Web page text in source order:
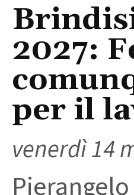
2027:
per il
venerdì 14